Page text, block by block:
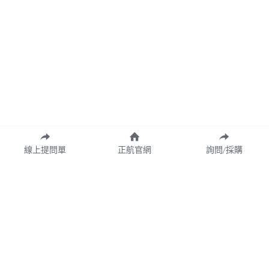
線上提問單 正航官網 詢問/採購